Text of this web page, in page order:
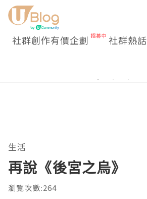
社群創作有價企劃 社群熱話
生活
再說《後宮之烏》
瀏覽次數:264